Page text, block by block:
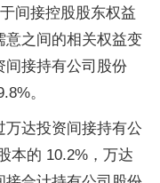
间接控股股东权益
意之间的相关权益变
间接持有公司股份
。
达投资间接持有公
本的 10.2%，万达